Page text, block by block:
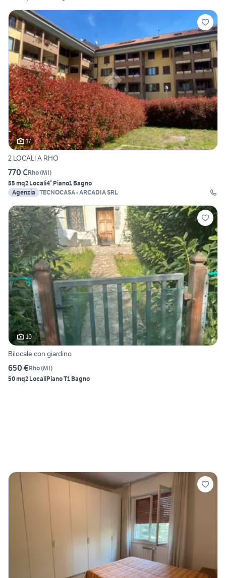
17
2 LOCALI A RHO
770 €Rho(MI)
55 mq2 Locali4° Piano1 Bagno
Agenzia TECNOCASA - ARCADIA SRL
10
Bilocale con giardino
650 €Rho(MI)
50 mq2 LocaliPiano T1 Bagno